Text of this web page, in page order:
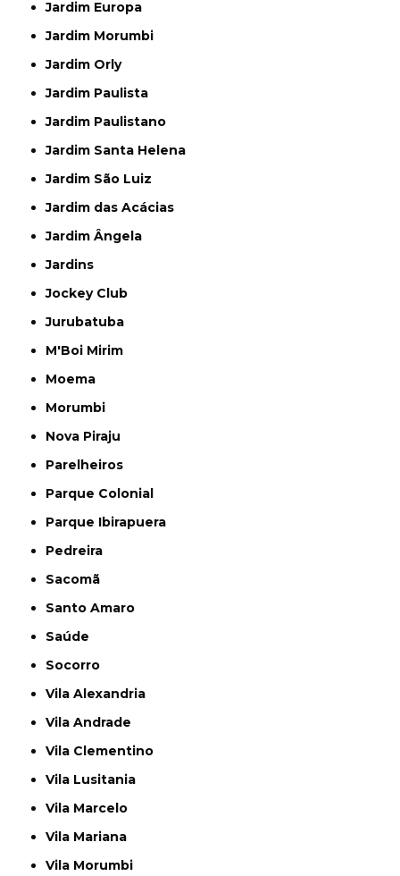
Jardim Europa
Jardim Morumbi
Jardim Orly
Jardim Paulista
Jardim Paulistano
Jardim Santa Helena
Jardim São Luiz
Jardim das Acácias
Jardim Ângela
Jardins
Jockey Club
Jurubatuba
M'Boi Mirim
Moema
Morumbi
Nova Piraju
Parelheiros
Parque Colonial
Parque Ibirapuera
Pedreira
Sacomã
Santo Amaro
Saúde
Socorro
Vila Alexandria
Vila Andrade
Vila Clementino
Vila Lusitania
Vila Marcelo
Vila Mariana
Vila Morumbi